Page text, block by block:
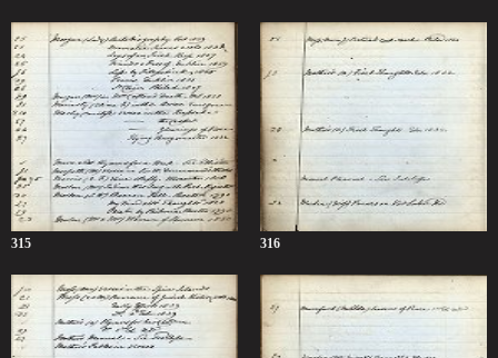
315 316